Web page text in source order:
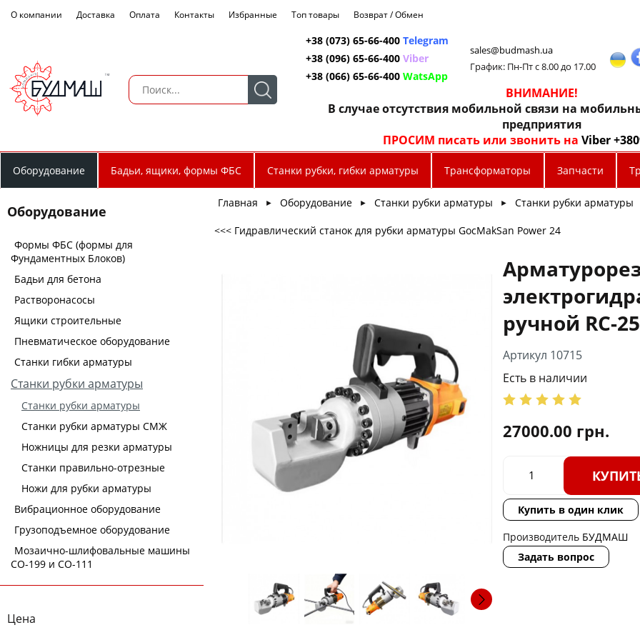
О компании Доставка Оплата Контакты Избранные Топ товары Возврат / Обмен
+38 (073) 65-66-400 Telegram
+38 (096) 65-66-400 Viber
+38 (066) 65-66-400 WatsApp
sales@budmash.ua
График: Пн-Пт с 8.00 до 17.00
ВНИМАНИЕ!
В случае отсутствия мобильной связи на
предприятия
ПРОСИМ писать или звонить наViber
Оборудование Бадьи, ящики, формы ФБС Станки рубки, гибки арматуры Трансформаторы Запчасти
Оборудование
Формы ФБС (формы для
Фундаментных Блоков)
Бадьи для бетона
Растворонасосы
Ящики строительные
Пневматическое оборудование
Станки гибки арматуры
Станки рубки арматуры
Станки рубки арматуры
Станки рубки арматуры СМЖ
Ножницы для резки арматуры
Станки правильно-отрезные
Ножи для рубки арматуры
Вибрационное оборудование
Грузоподъемное оборудование
Мозаично-шлифовальные машины
СО-199 и СО-111
Цена
Главная ► Оборудование ► Станки рубки арматуры ► Станки рубки арматуры
<<< Гидравлический станок для рубки арматуры GocMakSan Power 24
ручной RC-25
Артикул 10715
Есть в наличии
27000.00 грн.
Купить в один клик
Производитель БУДМАШ
Задать вопрос